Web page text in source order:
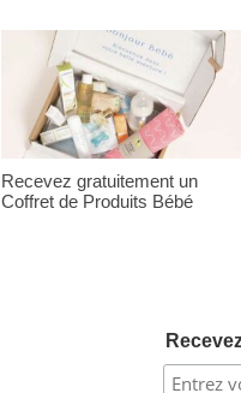
Recevez gratuitement un
Coffret de Produits Bébé